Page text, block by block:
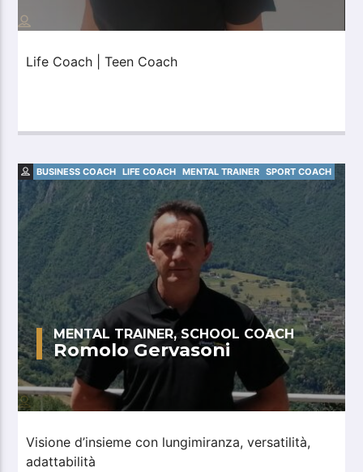
Life Coach | Teen Coach
BUSINESS COACH LIFE COACH MENTAL TRAINER SPORT COACH
MENTAL TRAINER, SCHOOL COACH
Romolo Gervasoni
Visione d’insieme con lungimiranza, versatilità,
adattabilità